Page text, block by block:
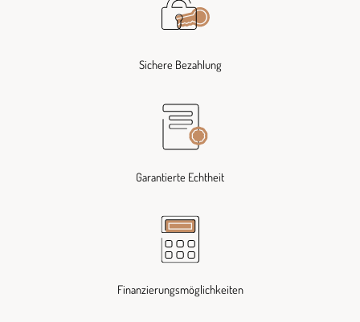
Sichere Bezahlung
Garantierte Echtheit
Finanzierungsmöglichkeiten